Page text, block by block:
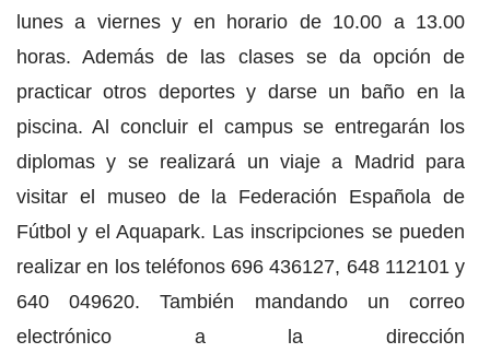
lunes a viernes y en horario de 10.00 a 13.00
horas. Además de las clases se da opción de
practicar otros deportes y darse un baño en la
piscina. Al concluir el campus se entregarán los
diplomas y se realizará un viaje a Madrid para
visitar el museo de la Federación Española de
Fútbol y el Aquapark. Las inscripciones se pueden
realizar en los teléfonos 696 436127, 648 112101 y
640 049620. También mandando un correo
electrónico a la dirección